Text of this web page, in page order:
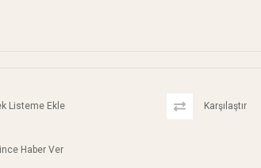
Listeme Ekle Karşılaştır
Haber Ver